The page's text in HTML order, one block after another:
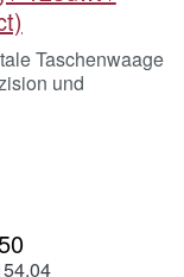
Taschenwaage
und